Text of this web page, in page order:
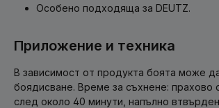
Особено подходяща за DEUTZ.
Приложение и техника
В зависимост от продукта боята може
боядисване. Време за съхнене: прахово
след около 40 минути, напълно